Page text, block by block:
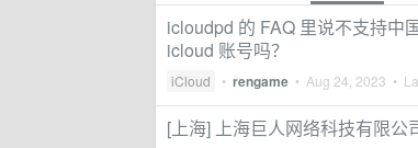
icloudpd 的 FAQ 里说不支持中
icloud 账号吗？
iCloud • rengame • Aug 24, 2023 •
[上海] 上海巨人网络科技有限